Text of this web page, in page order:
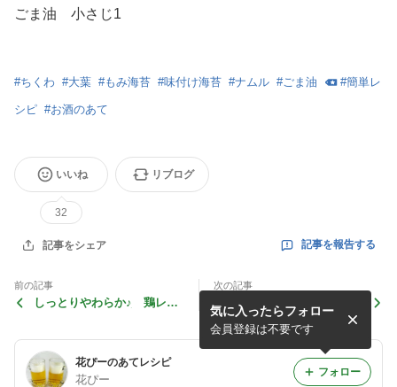
ごま油 小さじ1
#ちくわ #大葉 #もみ海苔 #味付け海苔 #ナムル #ごま油 #簡単レ
シピ #お酒のあて
いいね
32
リブログ
記事をシェア 記事を報告する
前の記事
しっとりやわらか♪ 鶏レバ
次の記事
ヤミツキの甘ピリ辛♪ 水菜
としめじとちくわの韓国風サ
ラダ
花ぴーのあてレシピ
花ぴー
気に入ったらフォロー
会員登録は不要です
フォロー